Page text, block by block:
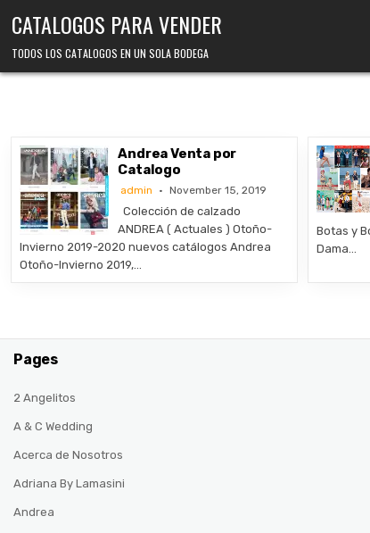
CATALOGOS PARA VENDER
TODOS LOS CATALOGOS EN UN SOLA BODEGA
Andrea Venta por
Catalogo
admin November 15, 2019
Colección de calzado
ANDREA ( Actuales ) Otoño-
Invierno 2019-2020 nuevos catálogos Andrea
Otoño-Invierno 2019,…
Botas y
Dama…
Pages
2 Angelitos
A & C Wedding
Acerca de Nosotros
Adriana By Lamasini
Andrea